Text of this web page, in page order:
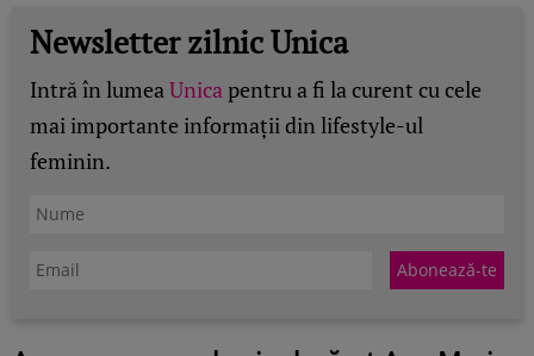
Newsletter zilnic Unica
Intră în lumeaUnicapentru a fi la curent cu cele
mai importante informații din lifestyle-ul
feminin.